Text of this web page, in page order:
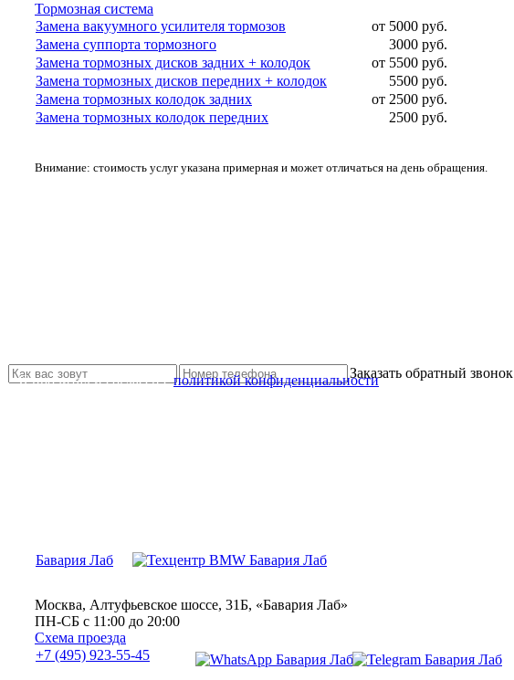
Тормозная система
Замена вакуумного усилителя тормозов
от 5000 руб.
Замена суппорта тормозного
3000 руб.
Замена тормозных дисков задних + колодок
от 5500 руб.
Замена тормозных дисков передних + колодок
5500 руб.
Замена тормозных колодок задних
от 2500 руб.
Замена тормозных колодок передних
2500 руб.
Внимание: стоимость услуг указана примерная и может отличаться на день обращения.
Заказать обратный звонок
Я прочитал и согласен сполитикой конфиденциальности
Бавария Лаб
Москва, Алтуфьевское шоссе, 31Б, «Бавария Лаб»
ПН-СБ с 11:00 до 20:00
Схема проезда
+7 (495) 923-55-45